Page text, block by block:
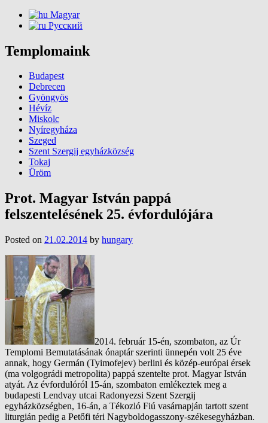
Magyar
Русский
Templomaink
Budapest
Debrecen
Gyöngyös
Hévíz
Miskolc
Nyíregyháza
Szeged
Szent Szergij egyházközség
Tokaj
Üröm
Prot. Magyar István pappá
felszentelésének 25. évfordulójára
Posted on 21.02.2014 by hungary
2014. február 15-én, szombaton, az Úr
Templomi Bemutatásának ónaptár szerinti ünnepén volt 25 éve
annak, hogy Germán (Tyimofejev) berlini és közép-európai érsek
(ma volgográdi metropolita) pappá szentelte prot. Magyar István
atyát. Az évfordulóról 15-án, szombaton emlékeztek meg a
budapesti Lendvay utcai Radonyezsi Szent Szergij
egyházközségben, 16-án, a Tékozló Fiú vasárnapján tartott szent
liturgián pedig a Petőfi téri Nagyboldogasszony-székesegyházban.